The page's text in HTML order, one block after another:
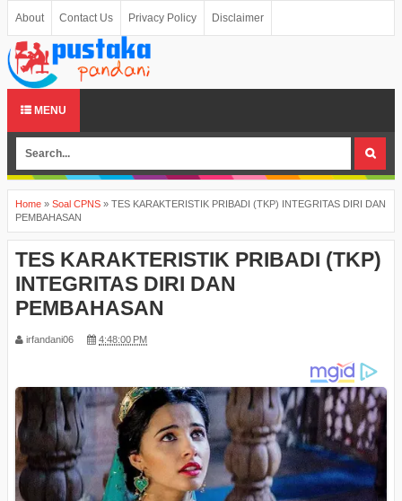
About Contact Us Privacy Policy Disclaimer
MENU
Home » Soal CPNS » TES KARAKTERISTIK PRIBADI (TKP) INTEGRITAS DIRI DAN
PEMBAHASAN
TES KARAKTERISTIK PRIBADI (TKP)
INTEGRITAS DIRI DAN
PEMBAHASAN
irfandani06 4:48:00 PM